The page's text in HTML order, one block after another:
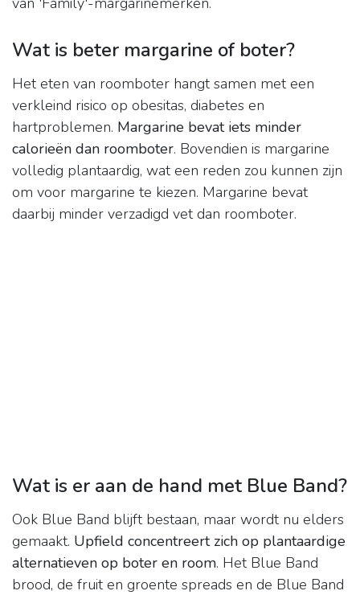
Wat is beter margarine of boter?
Het eten van roomboter hangt samen met een
verkleind risico op obesitas, diabetes en
hartproblemen. Margarine bevat iets minder
calorieën dan roomboter. Bovendien is margarine
volledig plantaardig, wat een reden zou kunnen zijn
om voor margarine te kiezen. Margarine bevat
daarbij minder verzadigd vet dan roomboter.
Wat is er aan de hand met Blue Band?
Ook Blue Band blijft bestaan, maar wordt nu elders
gemaakt. Upfield concentreert zich op plantaardige
alternatieven op boter en room. Het Blue Band
brood, de fruit en groente spreads en de Blue Band